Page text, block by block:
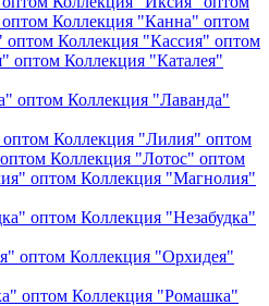
Коллекция "Канна" оптом
Коллекция "Кассия" оптом
Коллекция "Каталея"
Коллекция "Лаванда"
Коллекция "Лилия" оптом
Коллекция "Лотос" оптом
Коллекция "Магнолия"
Коллекция "Незабудка"
Коллекция "Орхидея"
Коллекция "Ромашка"